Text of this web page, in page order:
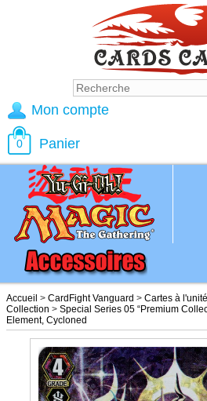
Accueil > CardFight Vanguard > Cartes à
Collection > Special Series 05 “Premium
Element, Cycloned
Mon compte
0 Panier